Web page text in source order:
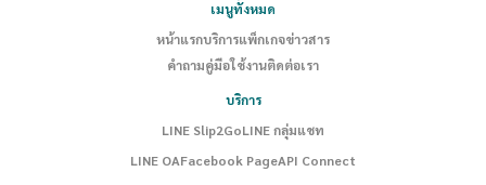
เมนูทั้งหมด
หน้าแรกบริการแพ็กเกจข่าวสาร
คำถามคู่มือใช้งานติดต่อเรา
บริการ
LINE Slip2GoLINE กลุ่มแชท
LINE OAFacebook PageAPI Connect